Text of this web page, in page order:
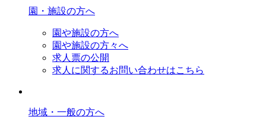
園・施設の方へ
園や施設の方へ
園や施設の方々へ
求人票の公開
求人に関するお問い合わせはこちら
地域・一般の方へ